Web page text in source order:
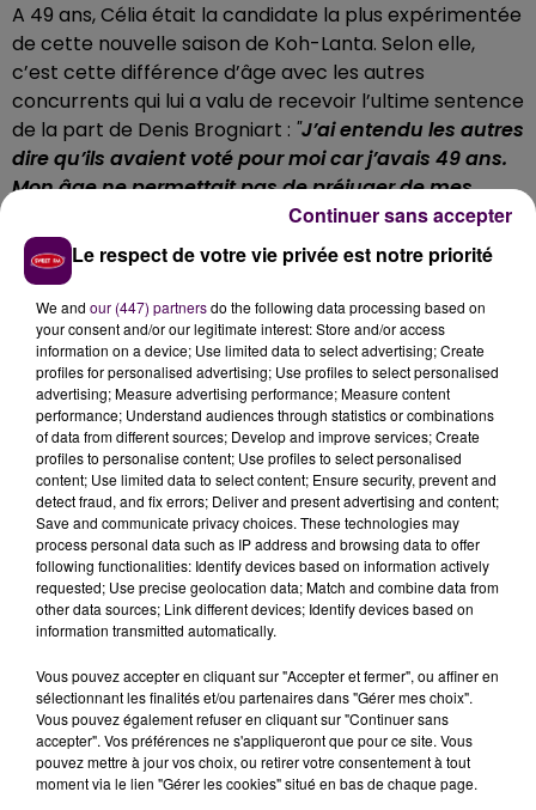
A 49 ans, Célia était la candidate la plus expérimentée
de cette nouvelle saison de Koh-Lanta. Selon elle,
c’est cette différence d’âge avec les autres
concurrents qui lui a valu de recevoir l’ultime sentence
de la part de Denis Brogniart : "J’ai entendu les autres
dire qu’ils avaient voté pour moi car j’avais 49 ans.
Mon âge ne permettait pas de préjuger de mes
J’avoue avoir quand même
davantage travaillé sur l’endurance plutôt que sur la
vitesse. Face à d’autres profils aussi sportifs et plus
jeunes, c’était pas évident"reconnaît toutefois la
Normande.
UNE REVANCHE À PRENDRE
Depuis son retour des Philippines, Célia avoue avoir eu
du mal à retrouver la motivation pour maintenir son
niveau d’activité physique, d’autant que Koh-Lanta
était pour elle l’objectif ultime des quinze dernières
années de sa vie :"Mes amis à la boxe m’ont dit que
j’avais perdu ma niaque habituelle. Je n’avais pas le
droit de leur expliquer pourquoi j’étais dans cet état
avant la diffusion télé de l’émission.
un but précis. J’espère quand même y parvenir car
j’ai une revanche à prendre"conclut Célia.
Célia :
Le respect de votre vie privée est notre priorité
We and our (447) partnersdo the following data processing based on
your consent and/or our legitimate interest: Store and/or access
information on a device; Use limited data to select advertising; Create
profiles for personalised advertising; Use profiles to select personalised
advertising; Measure advertising performance; Measure content
performance; Understand audiences through statistics or combinations
of data from different sources; Develop and improve services; Create
profiles to personalise content; Use profiles to select personalised
content; Use limited data to select content; Ensure security, prevent and
detect fraud, and fix errors; Deliver and present advertising and content;
Save and communicate privacy choices. These technologies may
process personal data such as IP address and browsing data to offer
following functionalities: Identify devices based on information actively
requested; Use precise geolocation data; Match and combine data from
other data sources; Link different devices; Identify devices based on
information transmitted automatically.
Vous pouvez accepter en cliquant sur "Accepter et fermer", ou affiner en
sélectionnant les finalités et/ou partenaires dans "Gérer mes choix".
Vous pouvez également refuser en cliquant sur "Continuer sans
accepter". Vos préférences ne s'appliqueront que pour ce site. Vous
pouvez mettre à jour vos choix, ou retirer votre consentement à tout
moment via le lien "Gérer les cookies" situé en bas de chaque page.
Continuer sans accepter